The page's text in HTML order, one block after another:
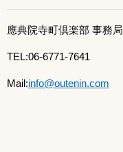
應典院寺町倶楽部 事務局
TEL:06-6771-7641
Mail:info@outenin.com